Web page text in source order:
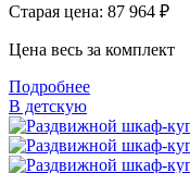
Старая цена: 87 964 ₽
Цена весь за комплект
Подробнее
В детскую